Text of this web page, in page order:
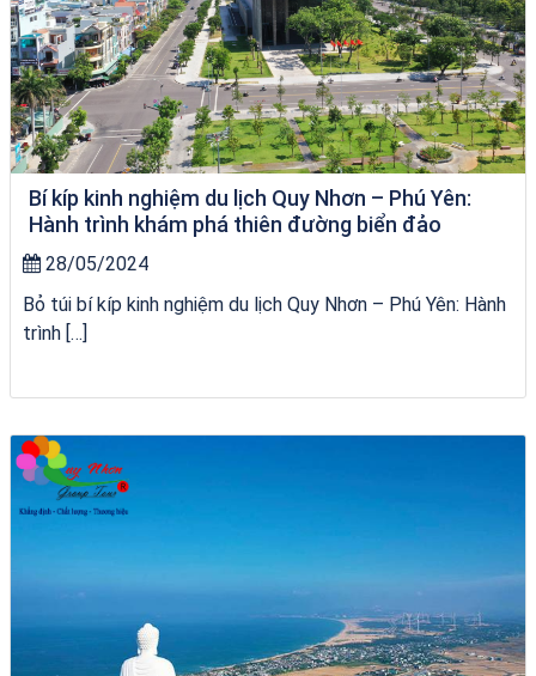
Bí kíp kinh nghiệm du lịch Quy Nhơn – Phú Yên:
Hành trình khám phá thiên đường biển đảo
28/05/2024
Bỏ túi bí kíp kinh nghiệm du lịch Quy Nhơn – Phú Yên: Hành
trình […]